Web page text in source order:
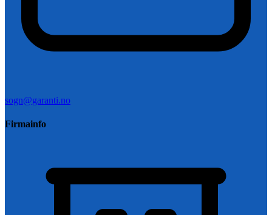
sogn@garanti.no
Firmainfo